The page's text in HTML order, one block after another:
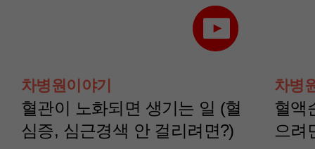
터)
나영정 교수 노주원 교수
차병원이야기
혈관이 노화되면 생기는 일 (혈
심증, 심근경색 안 걸리려면?)
차병
혈액
으려